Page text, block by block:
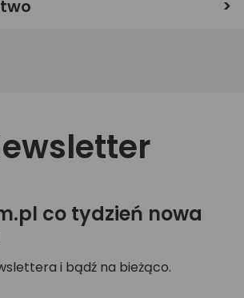
co tydzień nowa
i bądź na bieżąco.